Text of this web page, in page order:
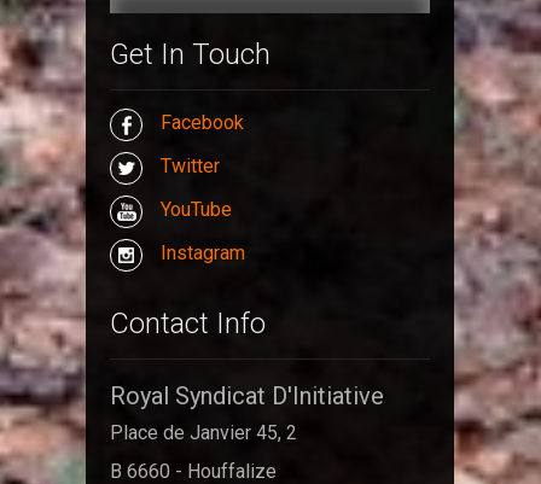
Get In Touch
Facebook
Twitter
YouTube
Instagram
Contact Info
Royal Syndicat D'Initiative
Place de Janvier 45, 2
B 6660 - Houffalize